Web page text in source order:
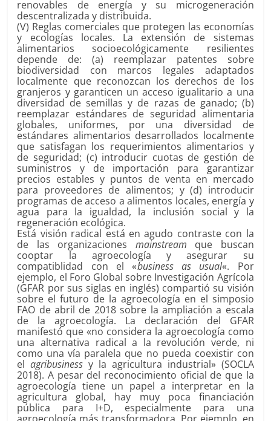
renovables de energía y su microgeneración
descentralizada y distribuida.
(V) Reglas comerciales que protegen las economías
y ecologías locales. La extensión de sistemas
alimentarios socioecológicamente resilientes
depende de: (a) reemplazar patentes sobre
biodiversidad con marcos legales adaptados
localmente que reconozcan los derechos de los
granjeros y garanticen un acceso igualitario a una
diversidad de semillas y de razas de ganado; (b)
reemplazar estándares de seguridad alimentaria
globales, uniformes, por una diversidad de
estándares alimentarios desarrollados localmente
que satisfagan los requerimientos alimentarios y
de seguridad; (c) introducir cuotas de gestión de
suministros y de importación para garantizar
precios estables y puntos de venta en mercado
para proveedores de alimentos; y (d) introducir
programas de acceso a alimentos locales, energía y
agua para la igualdad, la inclusión social y la
regeneración ecológica.
Está visión radical está en agudo contraste con la
de las organizaciones mainstream que buscan
cooptar la agroecología y asegurar su
compatiblidad con el «business as usual«. Por
ejemplo, el Foro Global sobre Investigación Agrícola
(GFAR por sus siglas en inglés) compartió su visión
sobre el futuro de la agroecología en el simposio
FAO de abril de 2018 sobre la ampliación a escala
de la agroecología. La declaración del GFAR
manifestó que «no considera la agroecología como
una alternativa radical a la revolución verde, ni
como una vía paralela que no pueda coexistir con
elagribusiness y la agricultura industrial» (SOCLA
2018). A pesar del reconocimiento oficial de que la
agroecología tiene un papel a interpretar en la
agricultura global, hay muy poca financiación
pública para I+D, especialmente para una